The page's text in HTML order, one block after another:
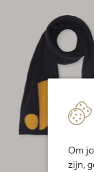
Om
zijn,